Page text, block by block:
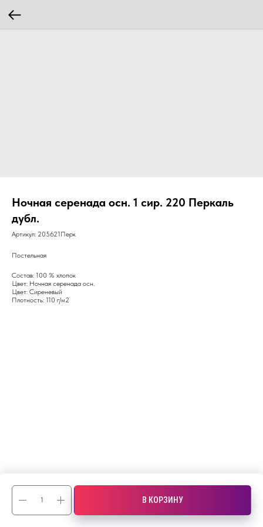
Ночная серенада осн. 1 сир. 220 Перкаль
дубл.
Артикул: 205621Перк
В КОРЗИНУ
Постельная
Состав: 100 % хлопок
Цвет: Ночная серенада осн.
Цвет: Сиреневый
Плотность: 110 г/м2